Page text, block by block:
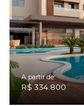
A partir de:
R$ 334.800